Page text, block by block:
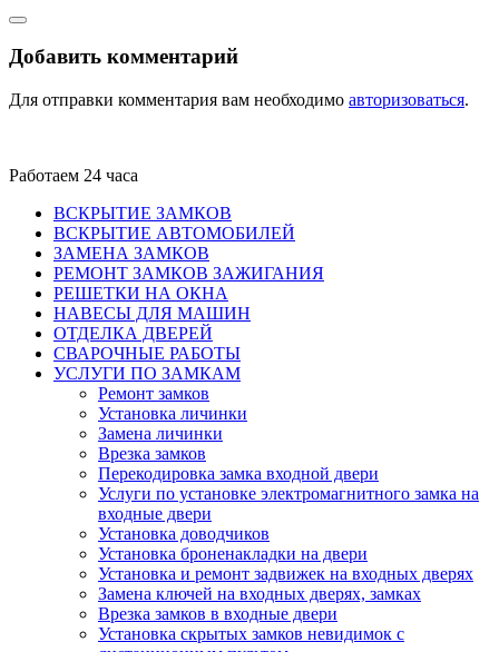
Добавить комментарий
Для отправки комментария вам необходимо авторизоваться.
Работаем 24 часа
ВСКРЫТИЕ ЗАМКОВ
ВСКРЫТИЕ АВТОМОБИЛЕЙ
ЗАМЕНА ЗАМКОВ
РЕМОНТ ЗАМКОВ ЗАЖИГАНИЯ
РЕШЕТКИ НА ОКНА
НАВЕСЫ ДЛЯ МАШИН
ОТДЕЛКА ДВЕРЕЙ
СВАРОЧНЫЕ РАБОТЫ
УСЛУГИ ПО ЗАМКАМ
Ремонт замков
Установка личинки
Замена личинки
Врезка замков
Перекодировка замка входной двери
Услуги по установке электромагнитного замка на
входные двери
Установка доводчиков
Установка броненакладки на двери
Установка и ремонт задвижек на входных дверях
Замена ключей на входных дверях, замках
Врезка замков в входные двери
Установка скрытых замков невидимок с